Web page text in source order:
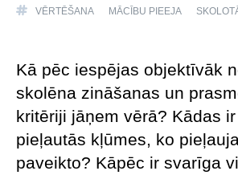
VĒRTĒŠANA MĀCĪBU PIEEJA
Kā pēc iespējas objektīvāk
skolēna zināšanas un
kritēriji jāņem vērā? Kādas
pieļautās kļūmes, ko
paveikto? Kāpēc ir svarīga